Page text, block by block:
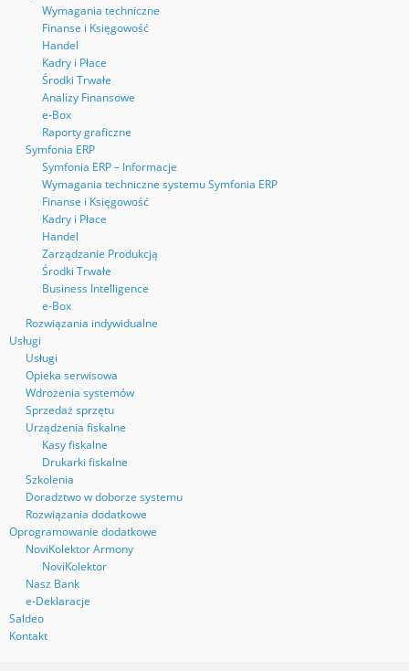
Wymagania techniczne
Finanse i Księgowość
Handel
Kadry i Płace
Środki Trwałe
Analizy Finansowe
e-Box
Raporty graficzne
Symfonia ERP
Symfonia ERP – Informacje
Wymagania techniczne systemu Symfonia ERP
Finanse i Księgowość
Kadry i Płace
Handel
Zarządzanie Produkcją
Środki Trwałe
Business Intelligence
e-Box
Rozwiązania indywidualne
Usługi
Usługi
Opieka serwisowa
Wdrożenia systemów
Sprzedaż sprzętu
Urządzenia fiskalne
Kasy fiskalne
Drukarki fiskalne
Szkolenia
Doradztwo w doborze systemu
Rozwiązania dodatkowe
Oprogramowanie dodatkowe
NoviKolektor Armony
NoviKolektor
Nasz Bank
e-Deklaracje
Saldeo
Kontakt